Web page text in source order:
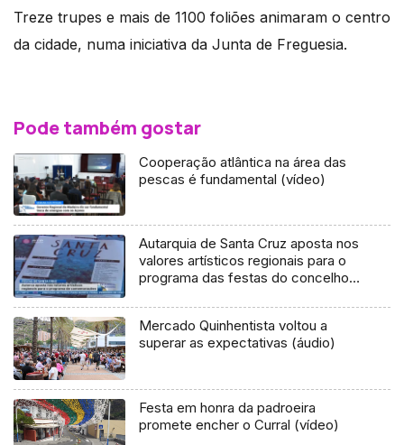
Treze trupes e mais de 1100 foliões animaram o centro
da cidade, numa iniciativa da Junta de Freguesia.
Pode também gostar
Cooperação atlântica na área das
pescas é fundamental (vídeo)
Autarquia de Santa Cruz aposta nos
valores artísticos regionais para o
programa das festas do concelho
Mercado Quinhentista voltou a
superar as expectativas (áudio)
Festa em honra da padroeira
promete encher o Curral (vídeo)